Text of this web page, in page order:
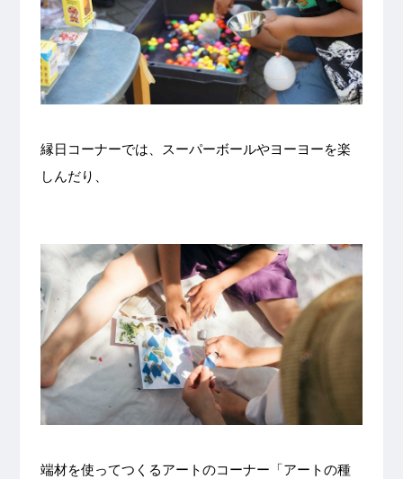
縁日コーナーでは、スーパーボールやヨーヨーを楽
しんだり、
端材を使ってつくるアートのコーナー「アートの種